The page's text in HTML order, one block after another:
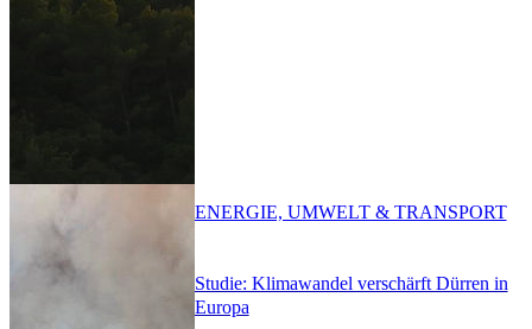
Studie: Klimawandel verschärft Dürren in
Europa
ENERGIE, UMWELT & TRANSPORT